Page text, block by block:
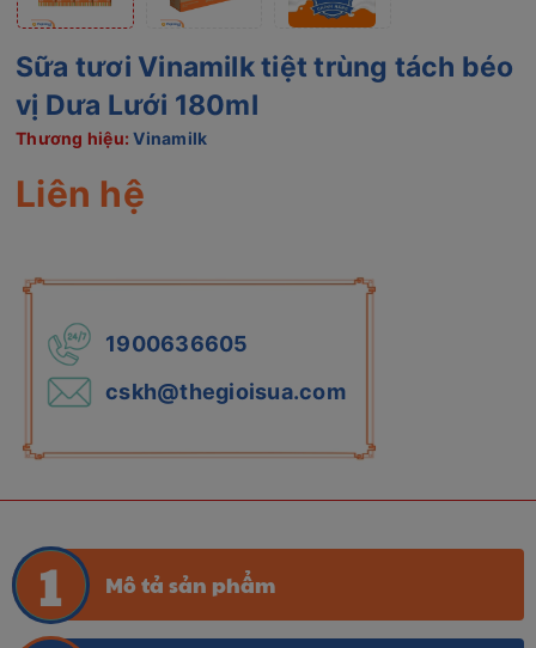
Sữa tươi Vinamilk tiệt trùng tách béo
vị Dưa Lưới 180ml
Thương hiệu:Vinamilk
Liên hệ
1900636605
cskh@thegioisua.com
Mô tả sản phẩm